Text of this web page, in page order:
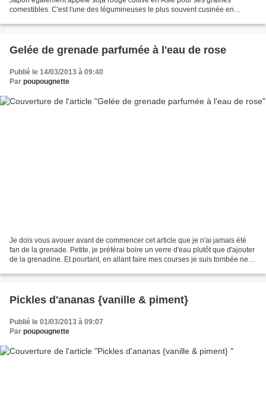
comestibles. C'est l'une des légumineuses le plus souvent cusinée en
Gelée de grenade parfumée à l'eau de rose
Publié le 14/03/2013 à 09:40
Par poupougnette
Je dois vous avouer avant de commencer cet article que je n'ai jamais été
fan de la grenade. Petite, je préférai boire un verre d'eau plutôt que d'ajouter
de la grenadine. Et pourtant, en allant faire mes courses je suis tombée nez
Pickles d'ananas {vanille & piment}
Publié le 01/03/2013 à 09:07
Par poupougnette